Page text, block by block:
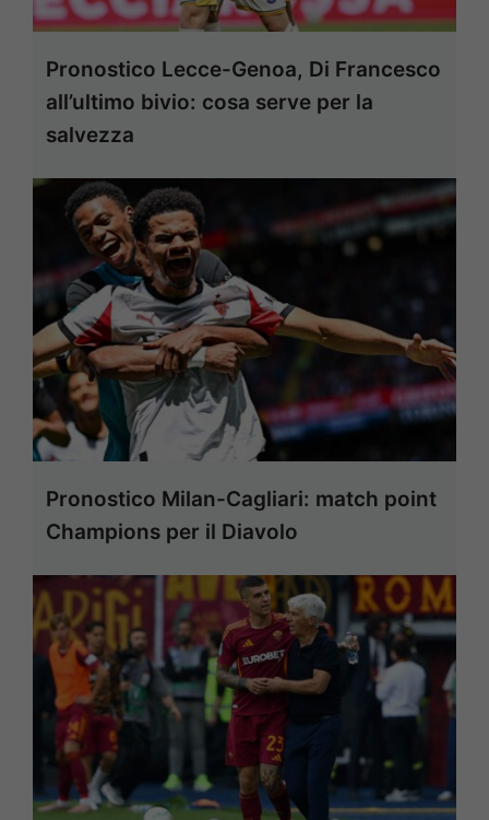
Pronostico Lecce-Genoa, Di Francesco
all’ultimo bivio: cosa serve per la
salvezza
Pronostico Milan-Cagliari: match point
Champions per il Diavolo